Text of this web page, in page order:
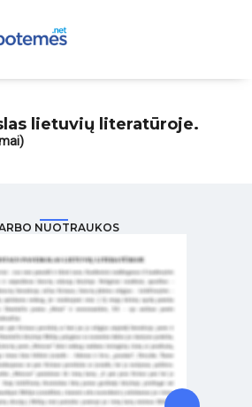
lietuvių literatūroje.
NUOTRAUKOS